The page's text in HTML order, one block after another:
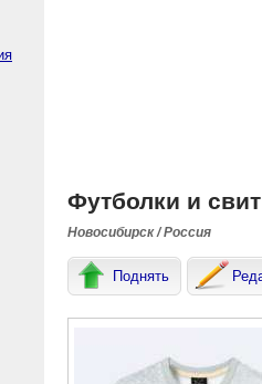
Футболки и
Новосибирск / Россия
Поднять